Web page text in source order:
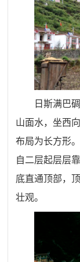
日斯满巴
山面水，坐西
布局为长方形
自二层起层层
底直通顶部，
壮观。